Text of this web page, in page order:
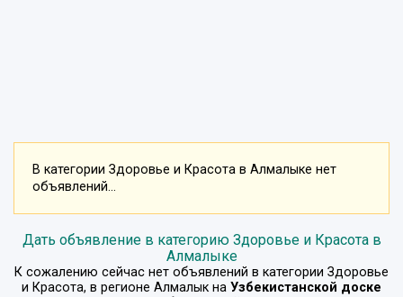
В категории Здоровье и Красота в Алмалыке нет
объявлений...
Дать объявление в категорию Здоровье и Красота в
Алмалыке
К сожалению сейчас нет объявлений в категории Здоровье
и Красота, в регионе Алмалык на Узбекистанской доске